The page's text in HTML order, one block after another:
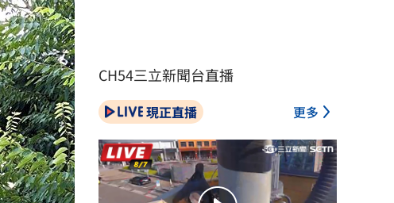
CH54三立新聞台直播
現正直播 更多